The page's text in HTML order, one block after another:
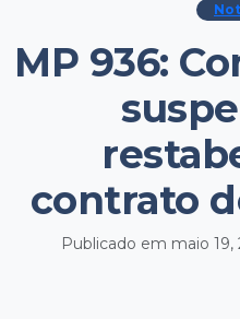
MP 936:
contrato
Publicado em maio